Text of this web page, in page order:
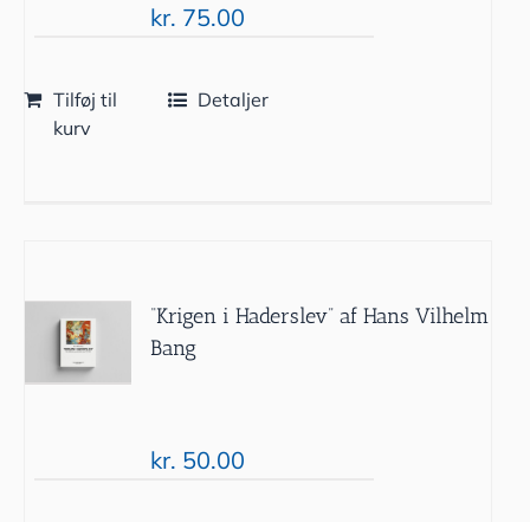
kr. 75.00
Tilføj til
kurv
Detaljer
“Krigen i Haderslev” af Hans Vilhelm
Bang
kr. 50.00